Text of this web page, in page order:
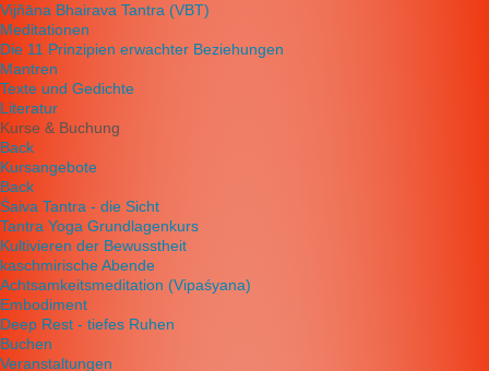
Vijñāna Bhairava Tantra (VBT)
Meditationen
Die 11 Prinzipien erwachter Beziehungen
Mantren
Texte und Gedichte
Literatur
Kurse & Buchung
Back
Kursangebote
Back
Śaiva Tantra - die Sicht
Tantra Yoga Grundlagenkurs
Kultivieren der Bewusstheit
kaschmirische Abende
Achtsamkeitsmeditation (Vipaśyana)
Embodiment
Deep Rest - tiefes Ruhen
Buchen
Veranstaltungen